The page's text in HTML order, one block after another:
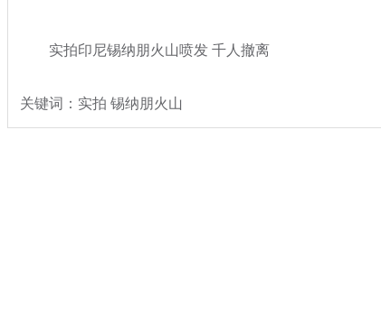
实拍印尼锡纳朋火山喷发 千人撤离
关键词：实拍 锡纳朋火山